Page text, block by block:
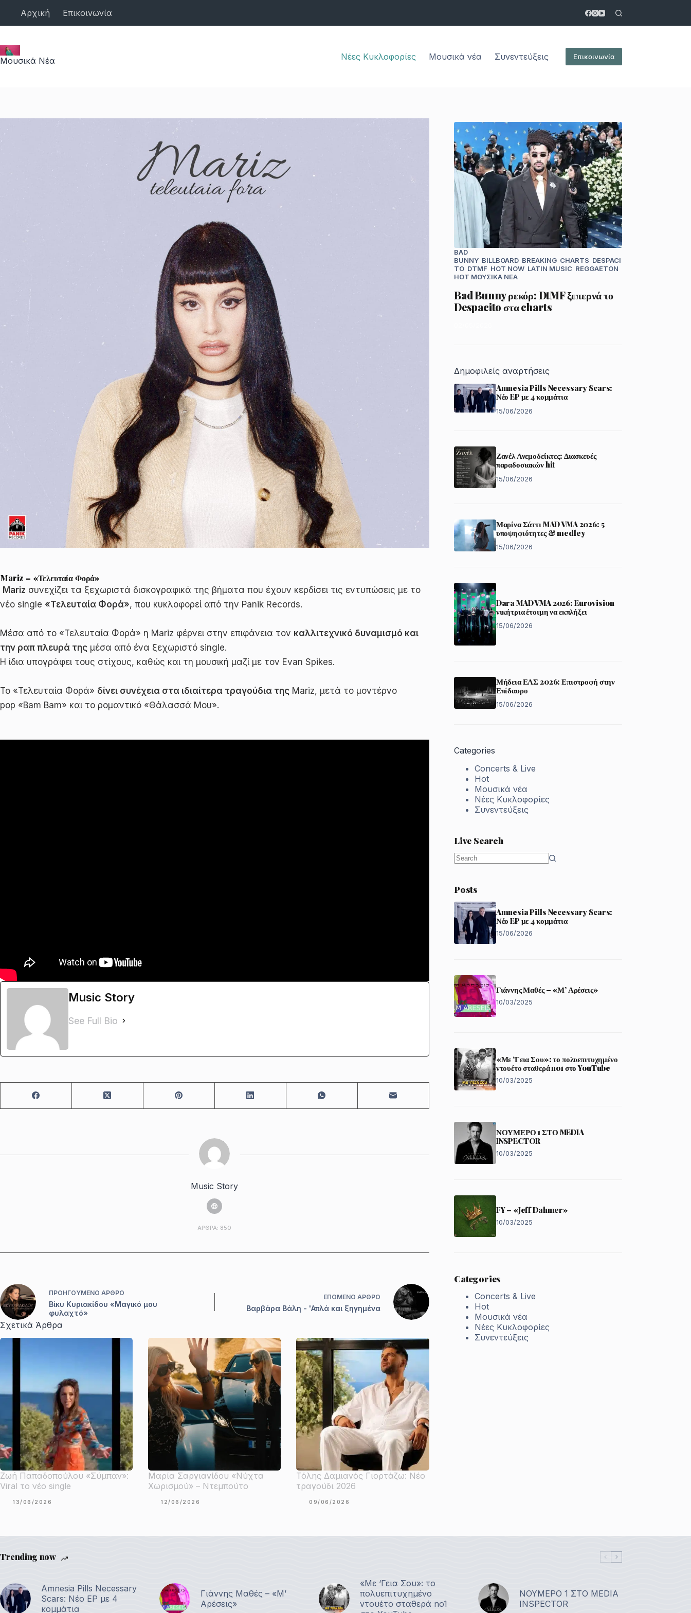
περιεχόμενο
Αρχική Επικοινωνία
Μουσικά Νέα Νέες Κυκλοφορίες Μουσικά νέα Συνεντεύξεις Επικοινωνία
Mariz – «Τελευταία Φορά»
Mariz συνεχίζει τα ξεχωριστά δισκογραφικά της βήματα που έχουν κερδίσει τις εντυπώσεις με το
νέο single «Τελευταία Φορά», που κυκλοφορεί από την Panik Records.
Μέσα από το «Τελευταία Φορά» η Mariz φέρνει στην επιφάνεια τoν καλλιτεχνικό δυναμισμό και
την ραπ πλευρά της μέσα από ένα ξεχωριστό single.
Η ίδια υπογράφει τους στίχους, καθώς και τη μουσική μαζί με τον Evan Spikes.
Το «Τελευταία Φορά» δίνει συνέχεια στα ιδιαίτερα τραγούδια της Mariz, μετά το μοντέρνο
pop «Bam Bam» και το ρομαντικό «Θάλασσά Μου».
Music Story
See Full Bio
Music Story
ΆΡΘΡΑ: 850
ΠΡΟΗΓΟΎΜΕΝΟ ΆΡΘΡΟ
Βίκυ Κυριακίδου «Μαγικό μου
φυλαχτό»
ΕΠΌΜΕΝΟ ΆΡΘΡΟ
Βαρβάρα Βάλη - 'Απλά και ξηγημένα
Σχετικά Άρθρα
Ζωή Παπαδοπούλου «Σύμπαν»:
Viral το νέο single
13/06/2026
Μαρία Σαργιανίδου «Νύχτα
Χωρισμού» – Ντεμπούτο
12/06/2026
Τόλης Δαμιανός Γιορτάζω: Νέο
τραγούδι 2026
09/06/2026
BAD
BUNNY BILLBOARD BREAKING CHARTS DESPACI
TO DTMF HOT NOW LATIN MUSIC REGGAETON
HOT ΜΟΥΣΙΚΆ ΝΈΑ
Bad Bunny ρεκόρ: DtMF ξεπερνά το
Despacito στα charts
Δημοφιλείς αναρτήσεις
Amnesia Pills Necessary Scars:
Νέο EP με 4 κομμάτια
15/06/2026
Ζανέλ Ανεμοδείκτες: Διασκευές
παραδοσιακών hit
15/06/2026
Μαρίνα Σάττι MAD VMA 2026: 5
υποψηφιότητες & medley
15/06/2026
Dara MAD VMA 2026: Eurovision
νικήτρια έτοιμη να εκπλήξει
15/06/2026
Μήδεια ΕΛΣ 2026: Επιστροφή στην
Επίδαυρο
15/06/2026
Categories
Concerts & Live
Hot
Μουσικά νέα
Νέες Κυκλοφορίες
Συνεντεύξεις
Live Search
Posts
Amnesia Pills Necessary Scars:
Νέο EP με 4 κομμάτια
15/06/2026
Γιάννης Μαθές – «Μ’ Αρέσεις»
10/03/2025
«Με ‘Γεια Σου»: το πολυεπιτυχημένο
ντουέτο σταθερά no1 στο YouTube
10/03/2025
ΝΟΥΜΕΡΟ 1 ΣΤΟ MEDIA
INSPECTOR
10/03/2025
FY – «Jeff Dahmer»
10/03/2025
Categories
Concerts & Live
Hot
Μουσικά νέα
Νέες Κυκλοφορίες
Συνεντεύξεις
Trending now
Amnesia Pills Necessary
Scars: Νέο EP με 4
κομμάτια
Γιάννης Μαθές – «Μ’
Αρέσεις»
«Με ‘Γεια Σου»: το
πολυεπιτυχημένο
ντουέτο σταθερά no1
ΝΟΥΜΕΡΟ 1 ΣΤΟ MEDIA
INSPECTOR